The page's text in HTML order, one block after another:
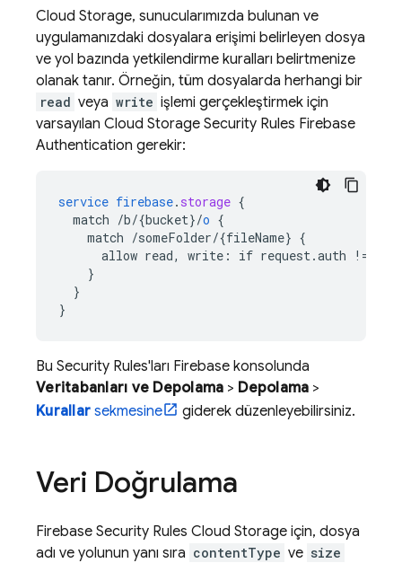
Cloud Storage, sunucularımızda bulunan ve
uygulamanızdaki dosyalara erişimi belirleyen dosya
ve yol bazında yetkilendirme kuralları belirtmenize
olanak tanır. Örneğin, tüm dosyalarda herhangi bir
read veya write işlemi gerçekleştirmek için
varsayılan Cloud Storage Security Rules Firebase
Authentication gerekir:
service firebase. storage {
match /b/{bucket}/o {
match /someFolder/{fileName} {
allow read, write : if request.auth !=
}
}
}
Bu Security Rules'ları Firebase konsolunda
Veritabanları ve Depolama > Depolama >
Kurallar sekmesine giderek düzenleyebilirsiniz.
Veri Doğrulama
Firebase Security Rules Cloud Storage için, dosya
adı ve yolunun yanı sıra contentType ve size